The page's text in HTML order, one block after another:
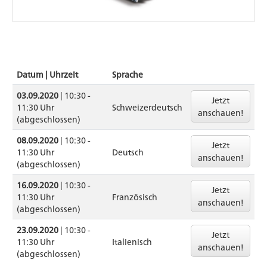
Datum | Uhrzeit
Sprache
03.09.2020 | 10:30 -
11:30 Uhr
(abgeschlossen)
Schweizerdeutsch
Jetzt
anschauen!
08.09.2020 | 10:30 -
11:30 Uhr
(abgeschlossen)
Deutsch
Jetzt
anschauen!
16.09.2020 | 10:30 -
11:30 Uhr
(abgeschlossen)
Französisch
Jetzt
anschauen!
23.09.2020 | 10:30 -
11:30 Uhr
(abgeschlossen)
Italienisch
Jetzt
anschauen!